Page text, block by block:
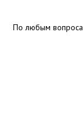
По любым